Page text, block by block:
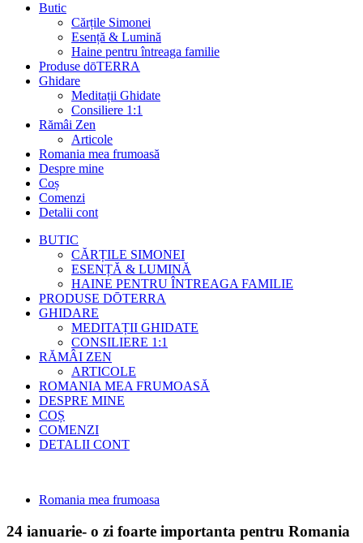
Butic
Cărțile Simonei
Esență & Lumină
Haine pentru întreaga familie
Produse dōTERRA
Ghidare
Meditații Ghidate
Consiliere 1:1
Rămâi Zen
Articole
Romania mea frumoasă
Despre mine
Coș
Comenzi
Detalii cont
BUTIC
CĂRȚILE SIMONEI
ESENȚĂ & LUMINĂ
HAINE PENTRU ÎNTREAGA FAMILIE
PRODUSE DŌTERRA
GHIDARE
MEDITAȚII GHIDATE
CONSILIERE 1:1
RĂMÂI ZEN
ARTICOLE
ROMANIA MEA FRUMOASĂ
DESPRE MINE
COȘ
COMENZI
DETALII CONT
Romania mea frumoasa
24 ianuarie- o zi foarte importanta pentru Romania